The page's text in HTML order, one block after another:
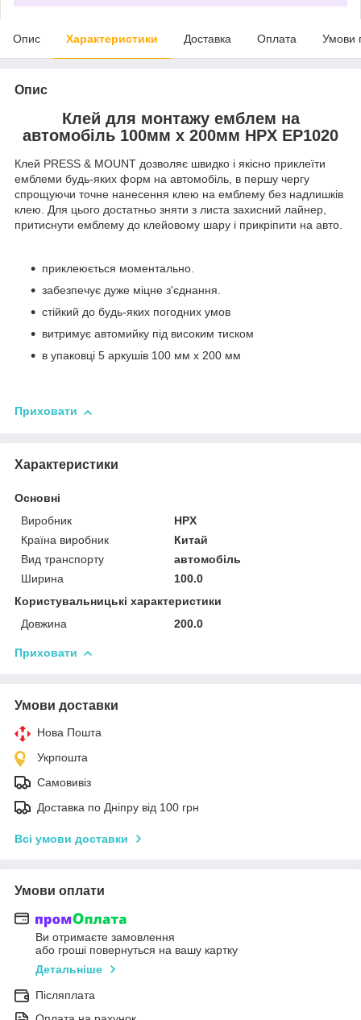
Опис Характеристики Доставка Оплата Умови
Опис
Клей для монтажу емблем на
автомобіль 100мм x 200мм HPX EP1020
Клей PRESS & MOUNT дозволяє швидко і якісно приклеїти
емблеми будь-яких форм на автомобіль, в першу чергу
спрощуючи точне нанесення клею на емблему без надлишків
клею. Для цього достатньо зняти з листа захисний лайнер,
притиснути емблему до клейовому шару і прикріпити на авто.
приклеюється моментально.
забезпечує дуже міцне з'єднання.
стійкий до будь-яких погодних умов
витримує автомийку під високим тиском
в упаковці 5 аркушів 100 мм x 200 мм
Приховати
Характеристики
Основні
Виробник
HPX
Країна виробник
Китай
Вид транспорту
автомобіль
Ширина
100.0
Користувальницькі характеристики
Довжина
200.0
Приховати
Умови доставки
Нова Пошта
Укрпошта
Самовивіз
Доставка по Дніпру від 100 грн
Всі умови доставки
Умови оплати
Ви отримаєте замовлення
або гроші повернуться на вашу картку
Детальніше
Післяплата